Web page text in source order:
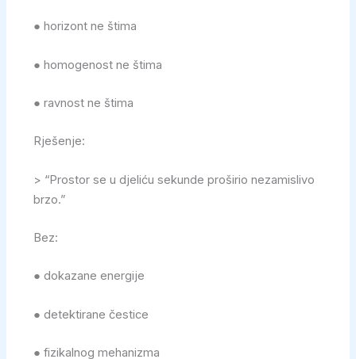
● horizont ne štima
● homogenost ne štima
● ravnost ne štima
Rješenje:
> “Prostor se u djeliću sekunde proširio nezamislivo
brzo.”
Bez:
● dokazane energije
● detektirane čestice
● fizikalnog mehanizma